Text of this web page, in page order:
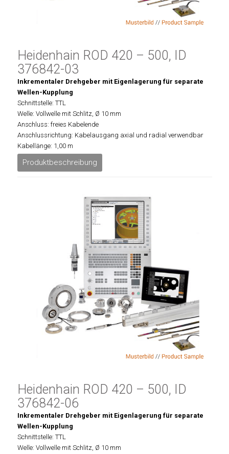
Heidenhain ROD 420 – 500, ID
376842-03
Inkrementaler Drehgeber mit Eigenlagerung für separate
Wellen-Kupplung
Schnittstelle: TTL
Welle: Vollwelle mit Schlitz, Ø 10 mm
Anschluss: freies Kabelende
Anschlussrichtung: Kabelausgang axial und radial verwendbar
Kabellänge: 1,00 m
Produktbeschreibung
Heidenhain ROD 420 – 500, ID
376842-06
Inkrementaler Drehgeber mit Eigenlagerung für separate
Wellen-Kupplung
Schnittstelle: TTL
Welle: Vollwelle mit Schlitz, Ø 10 mm